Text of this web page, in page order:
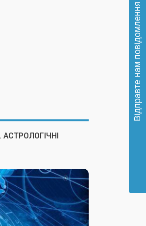
Відправте нам повідомлення